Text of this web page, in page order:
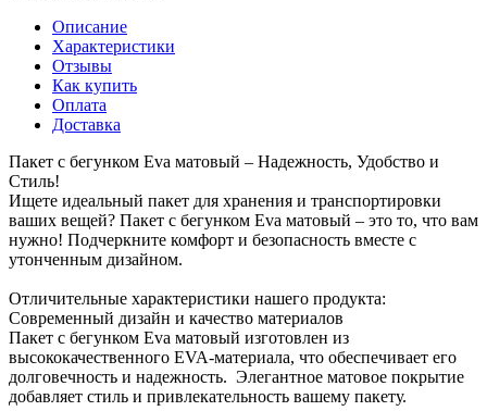
Описание
Характеристики
Отзывы
Как купить
Оплата
Доставка
Пакет с бегунком Eva матовый – Надежность, Удобство и
Стиль!
Ищете идеальный пакет для хранения и транспортировки
ваших вещей? Пакет с бегунком Eva матовый – это то, что вам
нужно! Подчеркните комфорт и безопасность вместе с
утонченным дизайном.
Отличительные характеристики нашего продукта:
Современный дизайн и качество материалов
Пакет с бегунком Eva матовый изготовлен из
высококачественного EVA-материала, что обеспечивает его
долговечность и надежность. Элегантное матовое покрытие
добавляет стиль и привлекательность вашему пакету.